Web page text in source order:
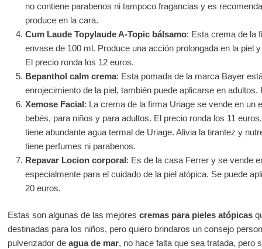
no contiene parabenos ni tampoco fragancias y es
produce en la cara.
Cum Laude Topylaude A-Topic bálsamo: Esta crema de la
envase de 100 ml. Produce una acción prolongada en la piel
El precio ronda los 12 euros.
Bepanthol calm crema: Esta pomada de la marca Bayer
enrojecimiento de la piel, también puede aplicarse en
Xemose Facial: La crema de la firma Uriage se vende en un
bebés, para niños y para adultos. El precio ronda los 11
tiene abundante agua termal de Uriage. Alivia la tirantez y
tiene perfumes ni parabenos.
Repavar Locion corporal: Es de la casa Ferrer y se vende
especialmente para el cuidado de la piel atópica. Se puede
20 euros.
Estas son algunas de las mejores cremas para pieles atópicas
destinadas para los niños, pero quiero brindaros un consejo
pulverizador de agua de mar, no hace falta que sea tratada, pero